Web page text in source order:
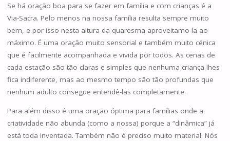
Se há oração boa para se fazer em família e com crianças é a
Via-Sacra. Pelo menos na nossa família resulta sempre muito
bem, e por isso nesta altura da quaresma aproveitamo-la ao
máximo. É uma oração muito sensorial e também muito cénica
que é facilmente acompanhada e vivida por todos. As cenas de
cada estação são tão claras e simples que nenhuma criança lhes
fica indiferente, mas ao mesmo tempo são tão profundas que
nenhum adulto consegue entendê-las completamente.
Para além disso é uma oração óptima para famílias onde a
criatividade não abunda (como a nossa) porque a “dinâmica” já
está toda inventada. Também não é preciso muito material. Nós